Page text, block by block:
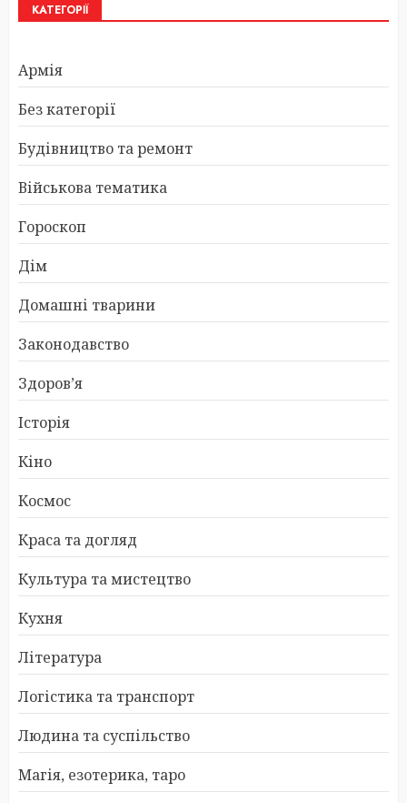
КАТЕГОРІЇ
Армія
Без категорії
Будівництво та ремонт
Військова тематика
Гороскоп
Дім
Домашні тварини
Законодавство
Здоров’я
Історія
Кіно
Космос
Краса та догляд
Культура та мистецтво
Кухня
Література
Логістика та транспорт
Людина та суспільство
Магія, езотерика, таро